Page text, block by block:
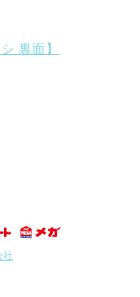
裏面】
社